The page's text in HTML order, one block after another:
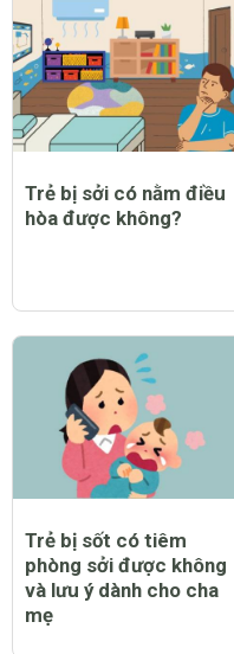
Trẻ bị sởi có nằm điều
hòa được không?
Trẻ bị sốt có tiêm
phòng sởi được không
và lưu ý dành cho cha
mẹ